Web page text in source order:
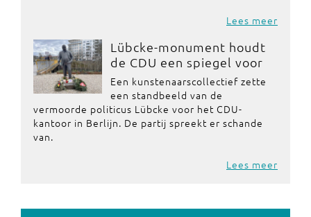
Lees meer
Lübcke-monument houdt
de CDU een spiegel voor
Een kunstenaarscollectief zette
een standbeeld van de
vermoorde politicus Lübcke voor het CDU-
kantoor in Berlijn. De partij spreekt er schande
van.
Lees meer